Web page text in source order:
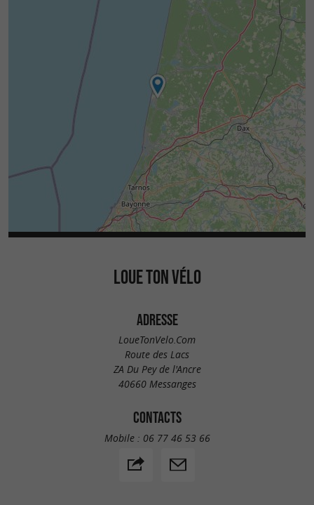
LOUE TON VÉLO
ADRESSE
LoueTonVelo.Com
Route des Lacs
ZA Du Pey de l'Ancre
40660 Messanges
CONTACTS
Mobile : 06 77 46 53 66